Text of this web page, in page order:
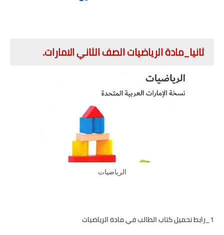
ثانيا_مادة الرياضيات الصف الثاني الامارات.
الرياضيات
1_رابط نحميل كتاب الطالب في مادة الرياضيات